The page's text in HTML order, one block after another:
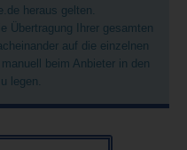
heraus gelten.
Übertragung Ihrer gesamten
auf die einzelnen
beim Anbieter in den
legen.